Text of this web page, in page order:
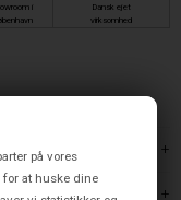
på vores
at huske dine
i
Dansk ejet
virksomhed